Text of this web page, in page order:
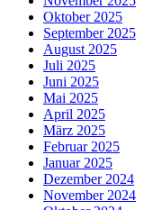
Oktober 2025
September 2025
August 2025
Juli 2025
Juni 2025
Mai 2025
April 2025
März 2025
Februar 2025
Januar 2025
Dezember 2024
November 2024